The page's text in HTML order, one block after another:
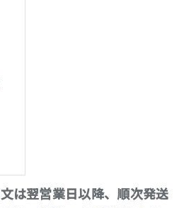
は翌営業日以降、順次発送